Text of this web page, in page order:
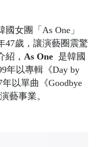
女團「As One」
47歲，讓演藝圈震驚
紹， As One 是韓國
年以專輯《Day by
以單曲《Goodbye
藝事業。